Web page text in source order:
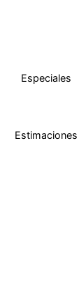
Especiales
Estimaciones